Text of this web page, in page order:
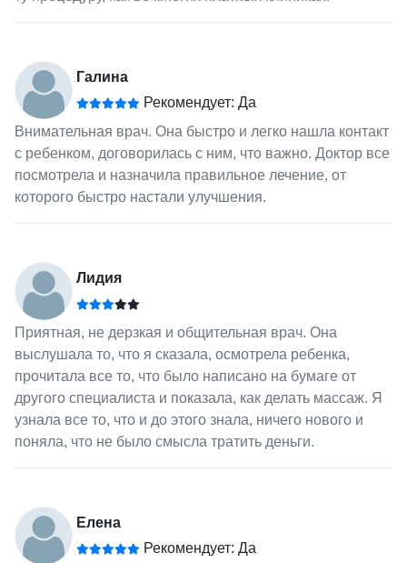
Галина
Рекомендует: Да
Внимательная врач. Она быстро и легко нашла контакт
с ребенком, договорилась с ним, что важно. Доктор все
посмотрела и назначила правильное лечение, от
которого быстро настали улучшения.
Лидия
Приятная, не дерзкая и общительная врач. Она
выслушала то, что я сказала, осмотрела ребенка,
прочитала все то, что было написано на бумаге от
другого специалиста и показала, как делать массаж. Я
узнала все то, что и до этого знала, ничего нового и
поняла, что не было смысла тратить деньги.
Елена
Рекомендует: Да